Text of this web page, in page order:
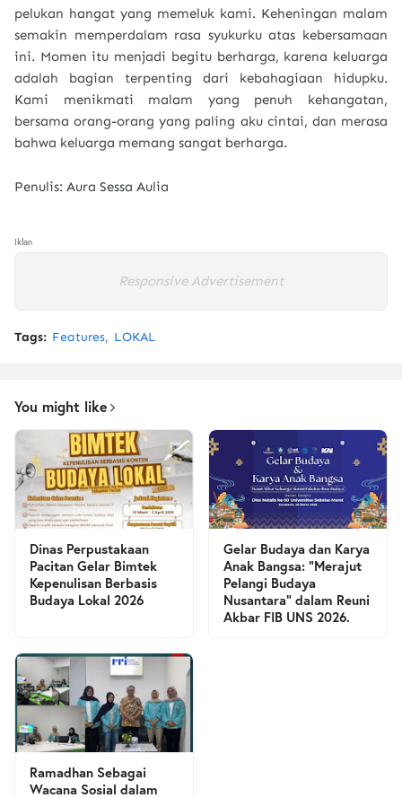
pelukan hangat yang memeluk kami. Keheningan malam
semakin memperdalam rasa syukurku atas kebersamaan
ini. Momen itu menjadi begitu berharga, karena keluarga
adalah bagian terpenting dari kebahagiaan hidupku.
Kami menikmati malam yang penuh kehangatan,
bersama orang-orang yang paling aku cintai, dan merasa
bahwa keluarga memang sangat berharga.
Penulis: Aura Sessa Aulia
Iklan
Responsive Advertisement
Tags: Features LOKAL
You might like
Dinas Perpustakaan
Pacitan Gelar Bimtek
Kepenulisan Berbasis
Budaya Lokal 2026
Gelar Budaya dan Karya
Anak Bangsa: “Merajut
Pelangi Budaya
Nusantara” dalam Reuni
Akbar FIB UNS 2026.
Ramadhan Sebagai
Wacana Sosial dalam